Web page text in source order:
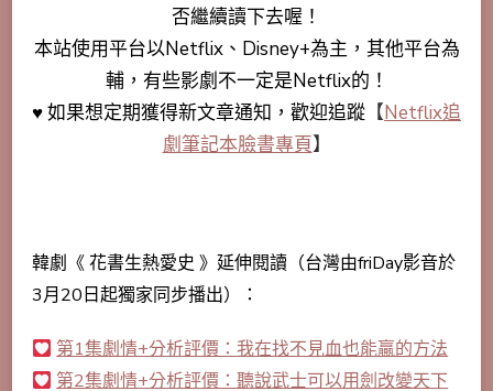
否繼續讀下去喔！
本站使用平台以Netflix、Disney+為主，其他平台為
輔，有些影劇不一定是Netflix的！
♥ 如果想定期獲得新文章通知，歡迎追蹤 【Netflix追
劇筆記本臉書專頁】
韓劇《 花書生熱愛史 》延伸閱讀（台灣由friDay影音於
3月20日起獨家同步播出）：
第1集劇情+分析評價：我在找不見血也能贏的方法
第2集劇情+分析評價：聽說武士可以用劍改變天下